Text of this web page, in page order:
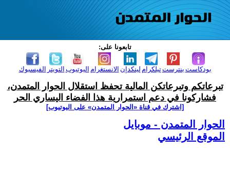
تابعونا على:
الفيسبوك التويتر اليوتيوب الانستغرام لينكدإن تيلكرامبنترست بودكاست
تبرعاتكم وتبرعاتكن المالية تحفظ استقلال الحوار المتمدن،
فشاركونا في دعم استمرارية هذا الفضاء اليساري الحر
[اشترك في قناة ‫«الحوار المتمدن» على اليوتيوب]
الحوار المتمدن - موبايل
الموقع الرئيسي